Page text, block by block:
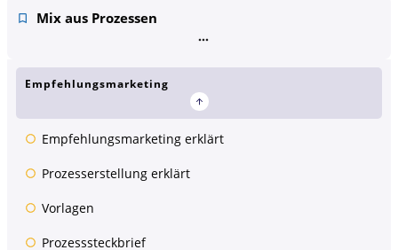
Mix aus Prozessen
Empfehlungsmarketing
Empfehlungsmarketing erklärt
Prozesserstellung erklärt
Vorlagen
Prozesssteckbrief